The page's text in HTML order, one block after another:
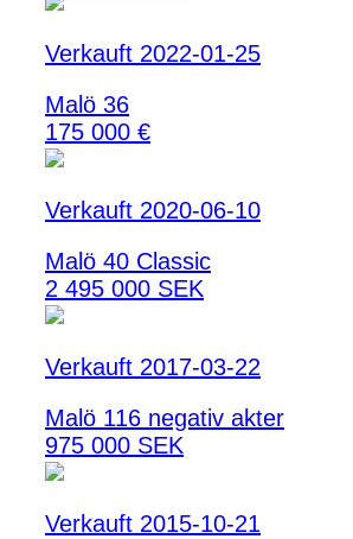
Verkauft 2022-01-25
Malö 36
175 000 €
Verkauft 2020-06-10
Malö 40 Classic
2 495 000 SEK
Verkauft 2017-03-22
Malö 116 negativ akter
975 000 SEK
Verkauft 2015-10-21